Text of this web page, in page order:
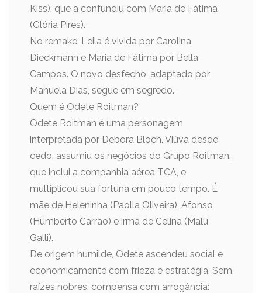
Kiss), que a confundiu com Maria de Fátima
(Glória Pires).
No remake, Leila é vivida por Carolina
Dieckmann e Maria de Fátima por Bella
Campos. O novo desfecho, adaptado por
Manuela Dias, segue em segredo.
Quem é Odete Roitman?
Odete Roitman é uma personagem
interpretada por Debora Bloch. Viúva desde
cedo, assumiu os negócios do Grupo Roitman,
que inclui a companhia aérea TCA, e
multiplicou sua fortuna em pouco tempo. É
mãe de Heleninha (Paolla Oliveira), Afonso
(Humberto Carrão) e irmã de Celina (Malu
Galli).
De origem humilde, Odete ascendeu social e
economicamente com frieza e estratégia. Sem
raízes nobres, compensa com arrogância: